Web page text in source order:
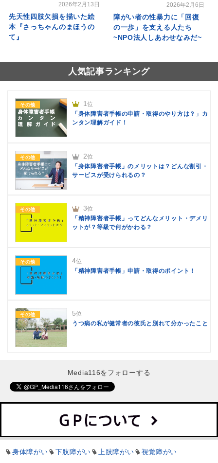
2026年2月13日
先天性四肢欠損を描いた絵
本『さっちゃんのまほうの
て』
2026年2月6日
障がい者の性暴力に「回復
の一歩」を支える人たち
~NPO法人しあわせなみだ~
人気記事ランキング
その他 1 位
「身体障害者手帳の申請・取得のやり方は？」カ
ンタン理解ガイド！
その他 2位
「身体障害者手帳」のメリットは？どんな割引・
サービスが受けられるの？
その他 3位
「精神障害者手帳」ってどんなメリット・デメリ
ットが？等級で何がかわる？
その他 4位
「精神障害者手帳」申請・取得のポイント！
その他 5位
うつ病の私が健常者の彼氏と別れて分かったこと
Media116をフォローする
身体障がい 下肢障がい 上肢障がい
視覚障がい